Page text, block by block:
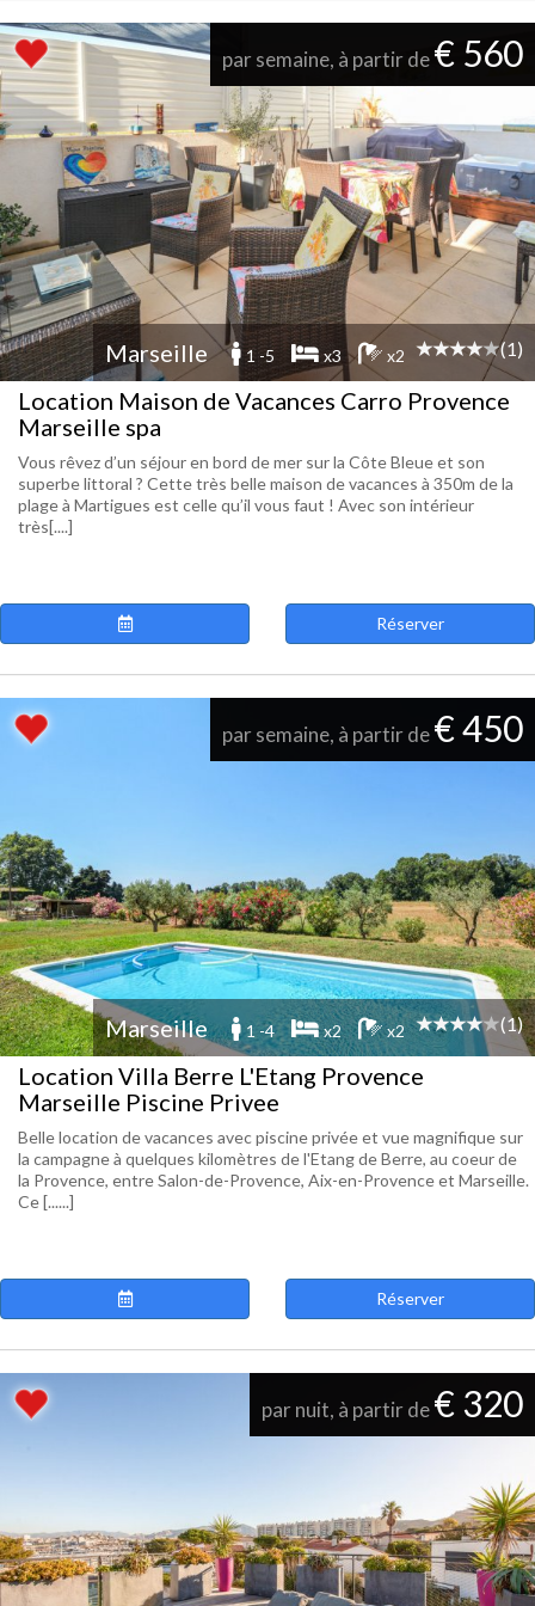
par semaine, à partir de€ 560
Marseille 1 -5 x3 x2 (1)
Location Maison de Vacances Carro Provence
Marseille spa
Vous rêvez d’un séjour en bord de mer sur la Côte Bleue et son
superbe littoral ? Cette très belle maison de vacances à 350m de la
plage à Martigues est celle qu’il vous faut ! Avec son intérieur
très[....]
Réserver
par semaine, à partir de€ 450
Marseille 1 -4 x2 x2 (1)
Location Villa Berre L'Etang Provence
Marseille Piscine Privee
Belle location de vacances avec piscine privée et vue magnifique sur
la campagne à quelques kilomètres de l'Etang de Berre, au coeur de
la Provence, entre Salon-de-Provence, Aix-en-Provence et Marseille.
Ce [......]
Réserver
par nuit, à partir de€ 320